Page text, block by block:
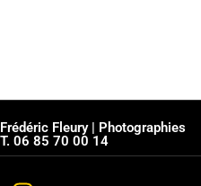
Frédéric Fleury | Photographies
T. 06 85 70 00 14